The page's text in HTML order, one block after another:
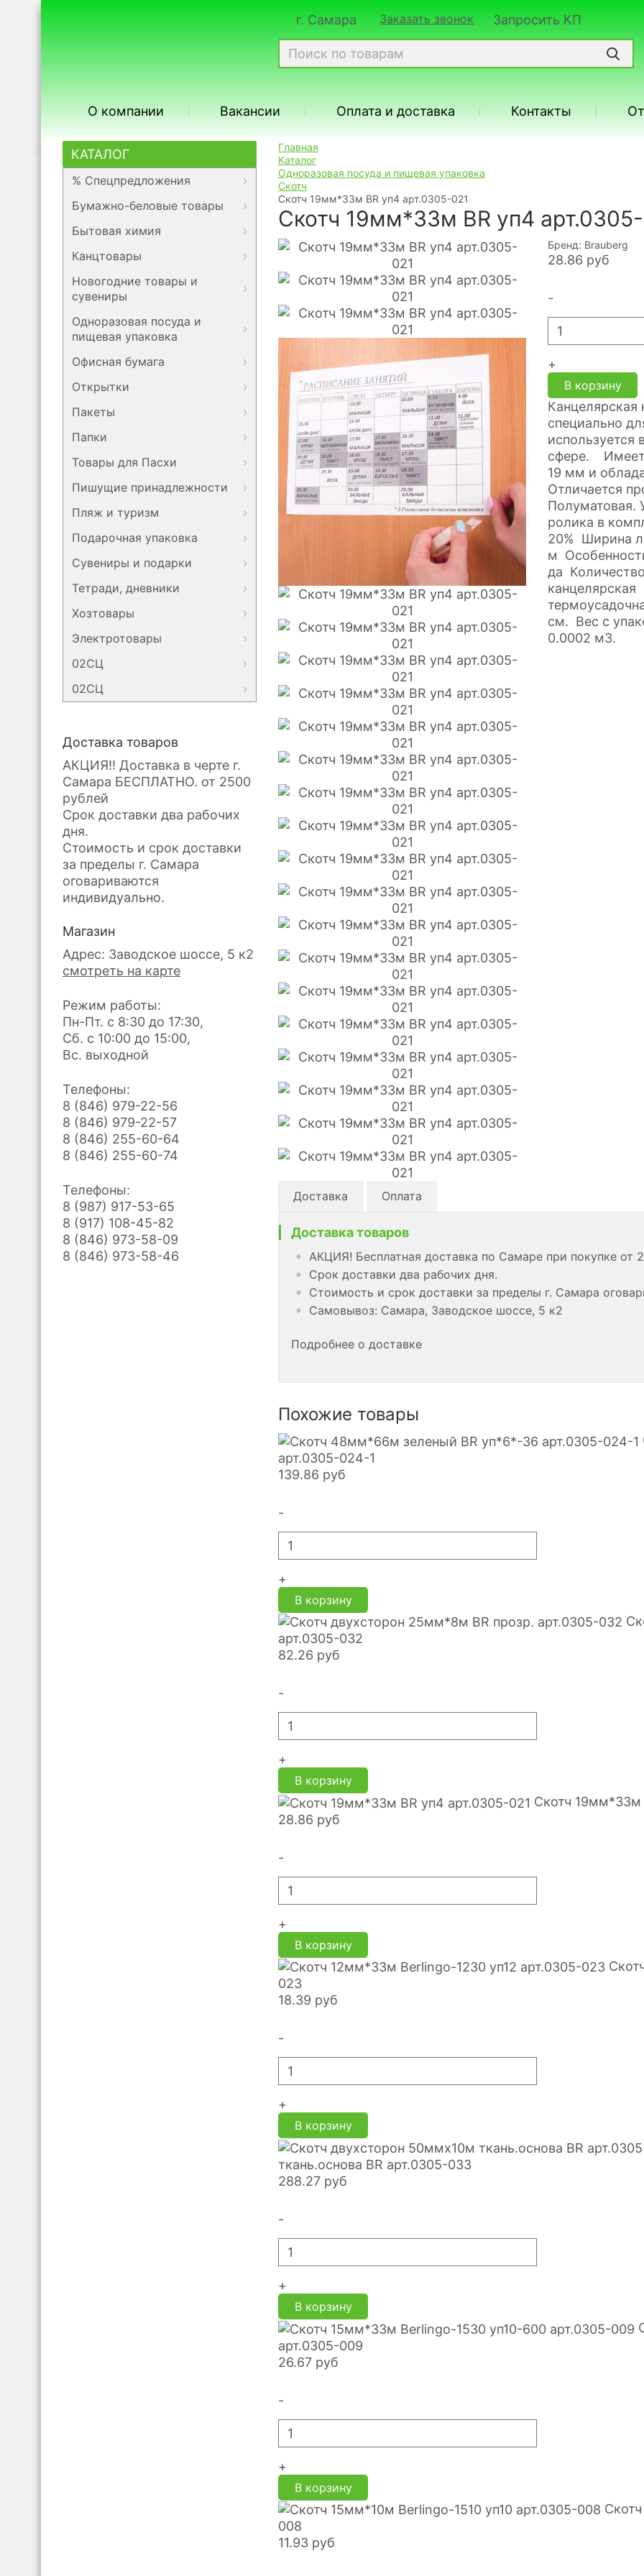
г. Самара Заказать звонок Запросить КП
О компании Вакансии Оплата и доставка Контакты
КАТАЛОГ
% Спецпредложения
Бумажно-беловые товары
Бытовая химия
Канцтовары
Новогодние товары и
сувениры
Одноразовая посуда и
пищевая упаковка
Офисная бумага
Открытки
Пакеты
Папки
Товары для Пасхи
Пишущие принадлежности
Пляж и туризм
Подарочная упаковка
Сувениры и подарки
Тетради, дневники
Хозтовары
Электротовары
02СЦ
02СЦ
Доставка товаров
АКЦИЯ!! Доставка в черте г.
Самара БЕСПЛАТНО. от 2500
рублей
Срок доставки два рабочих
дня.
Стоимость и срок доставки
за пределы г. Самара
оговариваются
индивидуально.
Магазин
Адрес: Заводское шоссе, 5 к2
смотреть на карте
Режим работы:
Пн-Пт. с 8:30 до 17:30,
Сб. с 10:00 до 15:00,
Вс. выходной
Телефоны:
8 (846) 979-22-56
8 (846) 979-22-57
8 (846) 255-60-64
8 (846) 255-60-74
Телефоны:
8 (987) 917-53-65
8 (917) 108-45-82
8 (846) 973-58-09
8 (846) 973-58-46
Главная
Каталог
Одноразовая посуда и пищевая упаковка
Скотч
Скотч 19мм*33м BR уп4 арт.0305-021
Скотч 19мм*33м BR уп4
Бренд: Brauberg
28.86 руб
-
+
В корзину
Канцелярская
специально
используется
сфере. Имеет
19 мм и
Отличается
Полуматовая.
ролика в
20% Ширина
м
да
см. Вес с
0.0002 м3.
Доставка Оплата
Доставка товаров
АКЦИЯ! Бесплатная доставка по Самаре при покупке от
Срок доставки два рабочих дня.
Стоимость и срок доставки за пределы г. Самара
Самовывоз: Самара, Заводское шоссе, 5 к2
Подробнее о доставке
Похожие товары
арт.0305-024-1
139.86 руб
-
+
В корзину
арт.0305-032
82.26 руб
-
+
В корзину
Скотч 19мм*33м
28.86 руб
-
+
В корзину
023
18.39 руб
-
+
В корзину
ткань.основа BR арт.0305-033
288.27 руб
-
+
В корзину
арт.0305-009
26.67 руб
-
+
В корзину
008
11.93 руб